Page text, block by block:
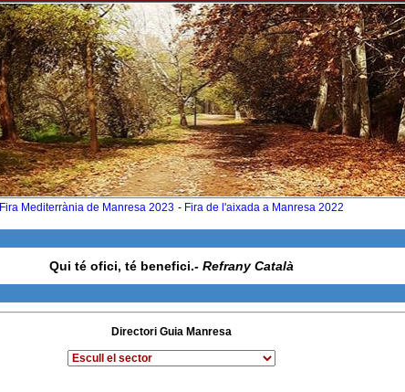
Fira Mediterrània de Manresa 2023 - Fira de l'aixada a Manresa 2022
Qui té ofici, té benefici.- Refrany Català
Directori Guia Manresa